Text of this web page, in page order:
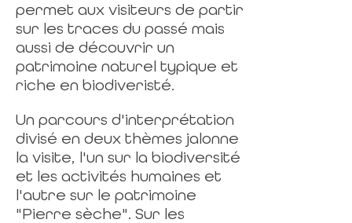
permet aux visiteurs de partir
sur les traces du passé mais
aussi de découvrir un
patrimoine naturel typique et
riche en biodiveristé.
Un parcours d'interprétation
divisé en deux thèmes jalonne
la visite, l'un sur la biodiversité
et les activités humaines et
l'autre sur le patrimoine
"Pierre sèche". Sur les